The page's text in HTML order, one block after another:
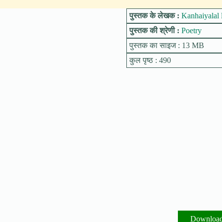
पुस्तक के लेखक : Kanhaiyalal
पुस्तक की श्रेणी : Poetry
पुस्तक का साइज : 13 MB
कुल पृष्ठ : 490